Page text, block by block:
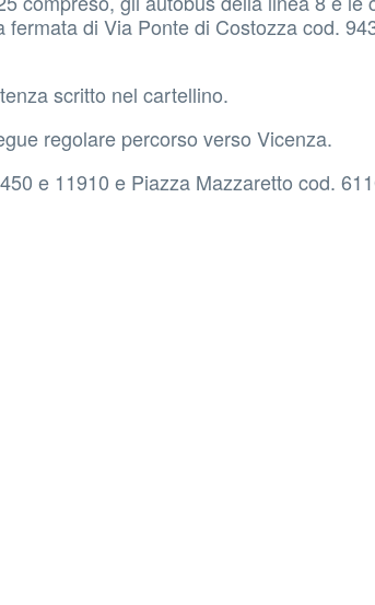
di Via Ponte di Costozza cod.
scritto nel cartellino.
regolare percorso verso Vicenza.
e 11910 e Piazza Mazzaretto cod.